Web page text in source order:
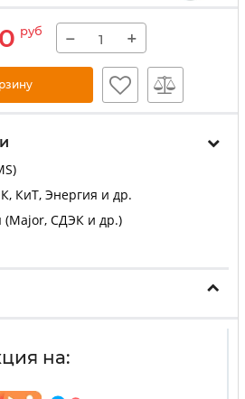
руб − +
КиТ, Энергия и др.
(Major, СДЭК и др.)
на: